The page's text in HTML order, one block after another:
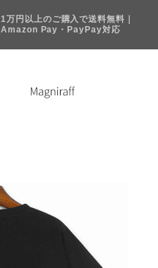
1万円以上のご購入で送料無料｜
Amazon Pay・PayPay対応